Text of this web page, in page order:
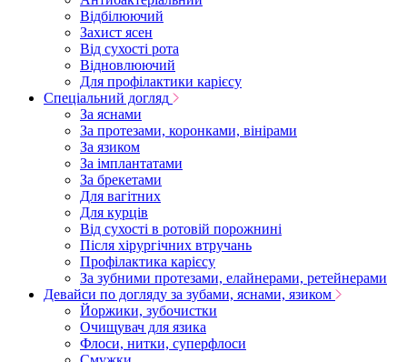
Відбілюючий
Захист ясен
Від сухості рота
Відновлюючий
Для профілактики карієсу
Спеціальний догляд
За яснами
За протезами, коронками, вінірами
За язиком
За імплантатами
За брекетами
Для вагітних
Для курців
Від сухості в ротовій порожнині
Після хірургічних втручань
Профілактика карієсу
За зубними протезами, елайнерами, ретейнерами
Девайси по догляду за зубами, яснами, язиком
Йоржики, зубочистки
Очищувач для язика
Флоси, нитки, суперфлоси